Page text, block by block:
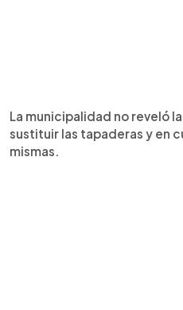
La municipalidad no reveló
sustituir las tapaderas y en
mismas.